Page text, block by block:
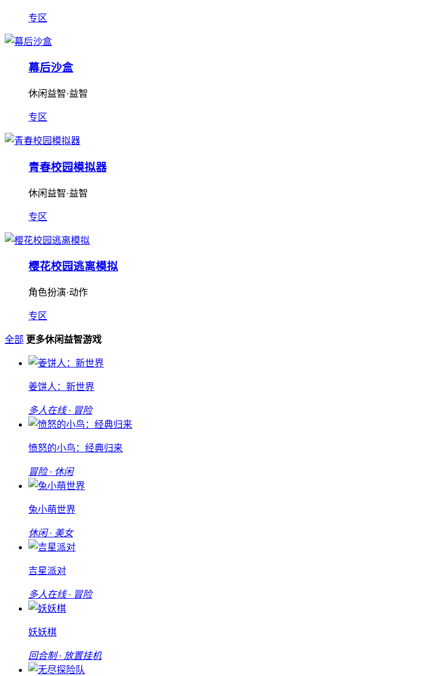
专区
幕后沙盒
休闲益智·益智
专区
青春校园模拟器
休闲益智·益智
专区
樱花校园逃离模拟
角色扮演·动作
专区
全部 更多休闲益智游戏
姜饼人：新世界
多人在线 · 冒险
愤怒的小鸟：经典归来
冒险 · 休闲
兔小萌世界
休闲 · 美女
吉星派对
多人在线 · 冒险
妖妖棋
回合制 · 放置挂机